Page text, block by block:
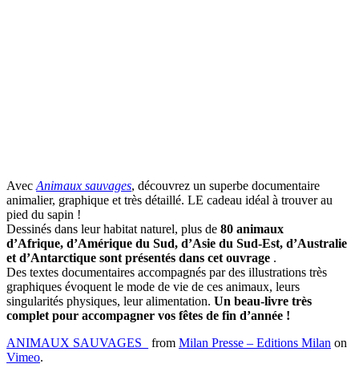
Avec Animaux sauvages, découvrez un superbe documentaire
animalier, graphique et très détaillé. LE cadeau idéal à trouver au
pied du sapin !
Dessinés dans leur habitat naturel, plus de 80 animaux
d’Afrique, d’Amérique du Sud, d’Asie du Sud-Est, d’Australie
et d’Antarctique sont présentés dans cet ouvrage .
Des textes documentaires accompagnés par des illustrations très
graphiques évoquent le mode de vie de ces animaux, leurs
singularités physiques, leur alimentation. Un beau-livre très
complet pour accompagner vos fêtes de fin d’année !
ANIMAUX SAUVAGES_
from Milan Presse – Editions Milan on
Vimeo.